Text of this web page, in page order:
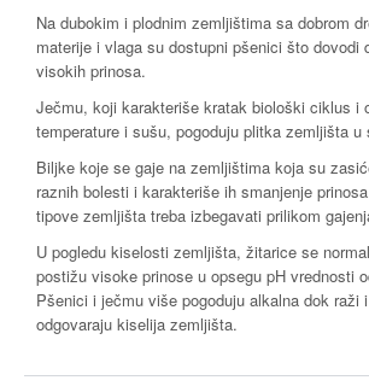
Na dubokim i plodnim zemljištima sa dobrom
materije i vlaga su dostupni pšenici što dovodi
visokih prinosa.
Ječmu, koji karakteriše kratak biološki ciklus i
temperature i sušu, pogoduju plitka zemljišta u
Biljke koje se gaje na zemljištima koja su
raznih bolesti i karakteriše ih smanjenje
tipove zemljišta treba izbegavati prilikom
U pogledu kiselosti zemljišta, žitarice se
postižu visoke prinose u opsegu pH vrednosti
Pšenici i ječmu više pogoduju alkalna dok raži
odgovaraju kiselija zemljišta.